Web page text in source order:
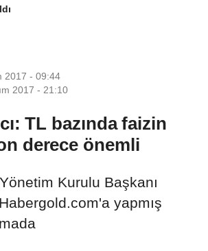
2017 - 09:44
2017 - 21:10
TL bazında faizin
derece önemli
Kurulu Başkanı
yapmış